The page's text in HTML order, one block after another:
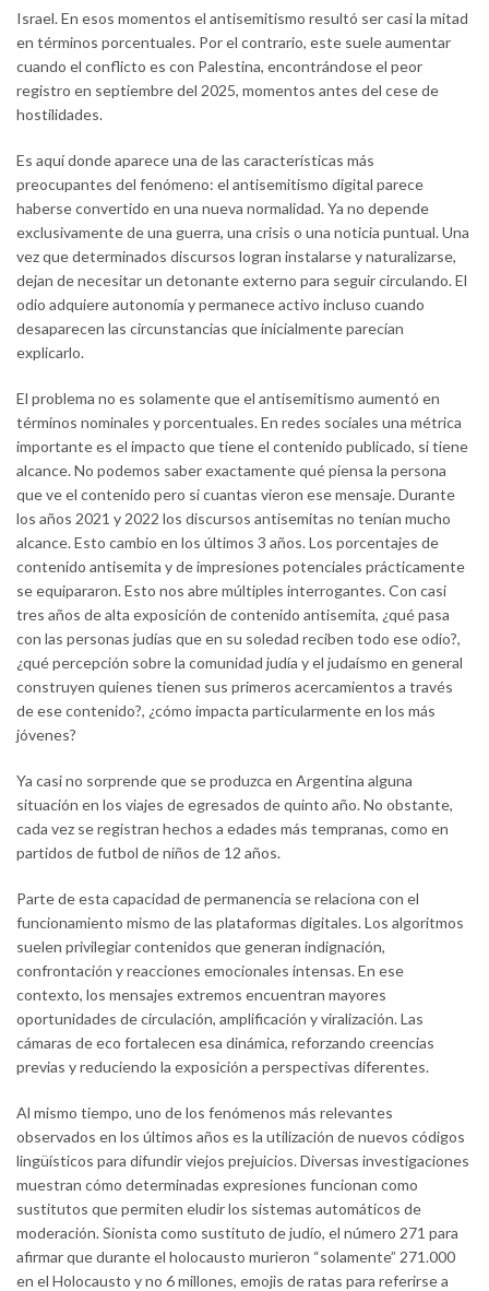
Israel. En esos momentos el antisemitismo resultó ser casi la mitad
en términos porcentuales. Por el contrario, este suele aumentar
cuando el conflicto es con Palestina, encontrándose el peor
registro en septiembre del 2025, momentos antes del cese de
hostilidades.
Es aquí donde aparece una de las características más
preocupantes del fenómeno: el antisemitismo digital parece
haberse convertido en una nueva normalidad. Ya no depende
exclusivamente de una guerra, una crisis o una noticia puntual. Una
vez que determinados discursos logran instalarse y naturalizarse,
dejan de necesitar un detonante externo para seguir circulando. El
odio adquiere autonomía y permanece activo incluso cuando
desaparecen las circunstancias que inicialmente parecían
explicarlo.
El problema no es solamente que el antisemitismo aumentó en
términos nominales y porcentuales. En redes sociales una métrica
importante es el impacto que tiene el contenido publicado, si tiene
alcance. No podemos saber exactamente qué piensa la persona
que ve el contenido pero si cuantas vieron ese mensaje. Durante
los años 2021 y 2022 los discursos antisemitas no tenían mucho
alcance. Esto cambio en los últimos 3 años. Los porcentajes de
contenido antisemita y de impresiones potenciales prácticamente
se equipararon. Esto nos abre múltiples interrogantes. Con casi
tres años de alta exposición de contenido antisemita, ¿qué pasa
con las personas judías que en su soledad reciben todo ese odio?,
¿qué percepción sobre la comunidad judía y el judaísmo en general
construyen quienes tienen sus primeros acercamientos a través
de ese contenido?, ¿cómo impacta particularmente en los más
jóvenes?
Ya casi no sorprende que se produzca en Argentina alguna
situación en los viajes de egresados de quinto año. No obstante,
cada vez se registran hechos a edades más tempranas, como en
partidos de futbol de niños de 12 años.
Parte de esta capacidad de permanencia se relaciona con el
funcionamiento mismo de las plataformas digitales. Los algoritmos
suelen privilegiar contenidos que generan indignación,
confrontación y reacciones emocionales intensas. En ese
contexto, los mensajes extremos encuentran mayores
oportunidades de circulación, amplificación y viralización. Las
cámaras de eco fortalecen esa dinámica, reforzando creencias
previas y reduciendo la exposición a perspectivas diferentes.
Al mismo tiempo, uno de los fenómenos más relevantes
observados en los últimos años es la utilización de nuevos códigos
lingüísticos para difundir viejos prejuicios. Diversas investigaciones
muestran cómo determinadas expresiones funcionan como
sustitutos que permiten eludir los sistemas automáticos de
moderación. Sionista como sustituto de judío, el número 271 para
afirmar que durante el holocausto murieron “solamente” 271.000
en el Holocausto y no 6 millones, emojis de ratas para referirse a